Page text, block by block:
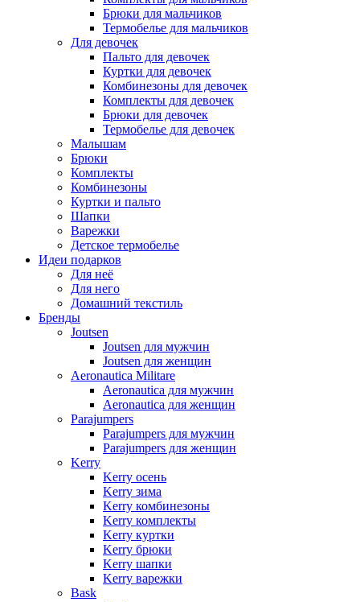
Брюки для мальчиков
Термобелье для мальчиков
Для девочек
Пальто для девочек
Куртки для девочек
Комбинезоны для девочек
Комплекты для девочек
Брюки для девочек
Термобелье для девочек
Малышам
Брюки
Комплекты
Комбинезоны
Куртки и пальто
Шапки
Варежки
Детское термобелье
Идеи подарков
Для неё
Для него
Домашний текстиль
Бренды
Joutsen
Joutsen для мужчин
Joutsen для женщин
Aeronautica Militare
Aeronautica для мужчин
Aeronautica для женщин
Parajumpers
Parajumpers для мужчин
Parajumpers для женщин
Kerry
Kerry осень
Kerry зима
Kerry комбинезоны
Kerry комплекты
Kerry куртки
Kerry брюки
Kerry шапки
Kerry варежки
Bask